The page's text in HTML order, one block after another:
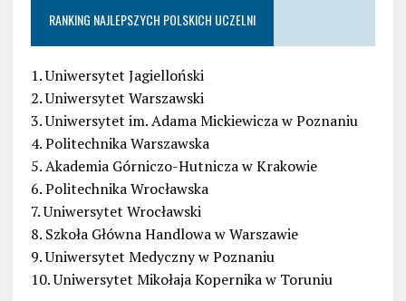
RANKING NAJLEPSZYCH POLSKICH UCZELNI
1. Uniwersytet Jagielloński
2. Uniwersytet Warszawski
3. Uniwersytet im. Adama Mickiewicza w Poznaniu
4. Politechnika Warszawska
5. Akademia Górniczo-Hutnicza w Krakowie
6. Politechnika Wrocławska
7. Uniwersytet Wrocławski
8. Szkoła Główna Handlowa w Warszawie
9. Uniwersytet Medyczny w Poznaniu
10. Uniwersytet Mikołaja Kopernika w Toruniu